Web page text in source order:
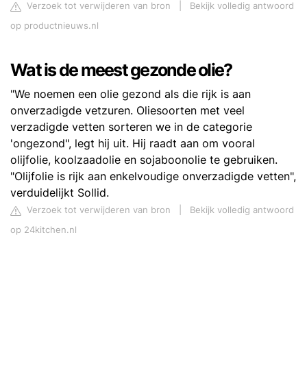
Verzoek tot verwijderen van bron
Bekijk volledig antwoord
op productnieuws.nl
Wat is de meest gezonde olie?
"We noemen een olie gezond als die rijk is aan
onverzadigde vetzuren. Oliesoorten met veel
verzadigde vetten sorteren we in de categorie
'ongezond", legt hij uit. Hij raadt aan om vooral
olijfolie, koolzaadolie en sojaboonolie te gebruiken.
"Olijfolie is rijk aan enkelvoudige onverzadigde vetten",
verduidelijkt Sollid.
Verzoek tot verwijderen van bron
Bekijk volledig antwoord
op 24kitchen.nl